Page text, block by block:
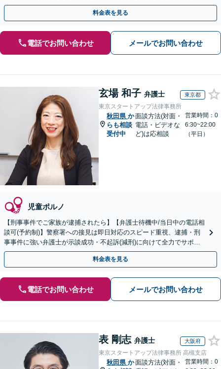
動を行います。
料金表を見る
電話でお問い合わせ メールでお問い合わせ
玄場 和子 弁護士 東京都
東京スタートアップ法律事務所
秋田県 か
らも相談
受付中
面談方法(対面・
電話・ビデオな
ど)は応相談
営業時間：0
6:30~22:00
（平日）
児童ポルノ
【刑事事件でご家族が逮捕されたら】【弁護士待機中/当日中の電話相
談可(予約制)】警察署への接見は即日対応のスピード重視、逮捕・刑
事事件に強い弁護士が示談成功・不起訴(減刑)に向けて全力でサポー
トします。【加害者側の相談専門】
料金表を見る
電話でお問い合わせ メールでお問い合わせ
表 剛志 弁護士 大阪府
東京スタートアップ法律事務所 高槻支店
秋田県 か面談方法(対面・
営業時間：0